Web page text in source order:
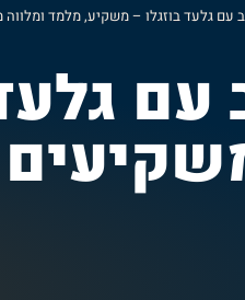
עם גלעד בוזגלו – משקיע, מלמד
עם